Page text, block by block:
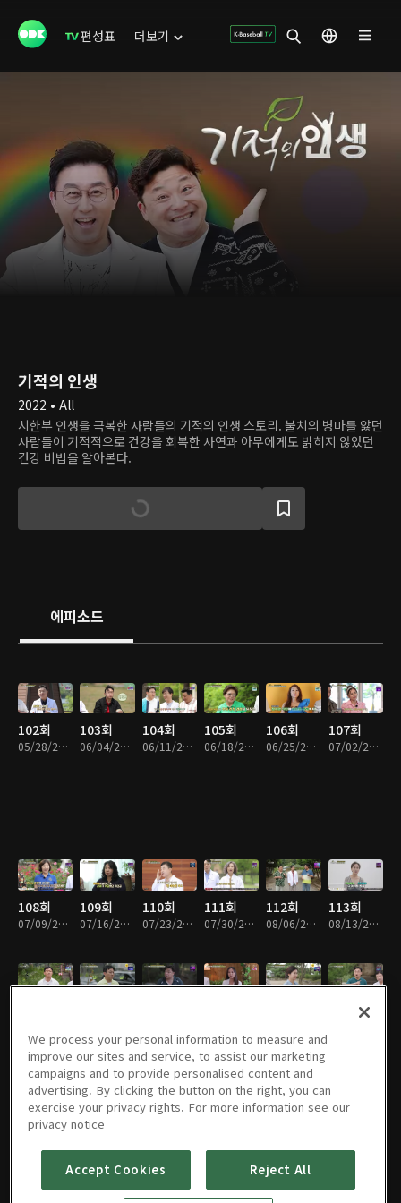
편성표 더보기
기적의 인생
2022 • All
시한부 인생을 극복한 사람들의 기적의 인생 스토리. 불치의 병마를 앓던
사람들이 기적적으로 건강을 회복한 사연과 아무에게도 밝히지 않았던
건강 비법을 알아본다.
에피소드
102회
05/28/2022 • 58분
103회
06/04/2022 • 58분
104회
06/11/2022 • 58분
105회
06/18/2022 • 57분
106회
06/25/2022 • 57분
107회
07/02/2022 • 58분
108회
07/09/2022 • 57분
109회
07/16/2022 • 57분
110회
07/23/2022 • 58분
111회
07/30/2022 • 57분
112회
08/06/2022 • 58분
113회
08/13/2022 • 57분
119회
120회
10/08/2022 • 57분
121회 122회 123회 124회 125회
We process your personal information to measure and
improve our sites and service, to assist our marketing
campaigns and to provide personalised content and
advertising. By clicking the button on the right, you can
exercise your privacy rights. For more information see our
privacy notice
Accept Cookies Reject All